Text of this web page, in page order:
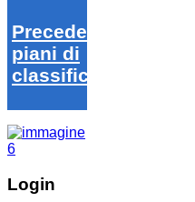
Precedenti
piani di
classifica
Login